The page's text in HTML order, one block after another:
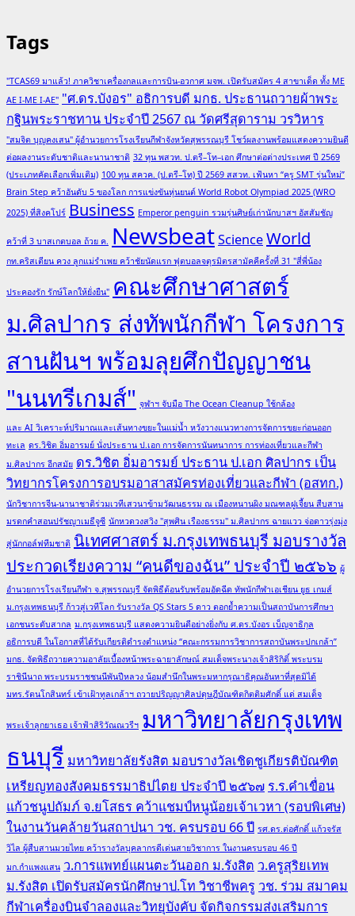
Tags
"TCAS69 มาแล้ว! ภาควิชาเครื่องกลและการบิน-อวกาศ มจพ. เปิดรับสมัคร 4 สาขาเด็ด ทั้ง ME
AE I-ME I-AE" "ศ.ดร.บังอร" อธิการบดี มกธ. ประธานถวายผ้าพระ
กฐินพระราชทาน ประจำปี 2567 ณ วัดศรีสุดาราม วรวิหาร
"สมจิต บุญคงเสน" ผู้อำนวยการโรงเรียนกีฬาจังหวัดสุพรรณบุรี โชว์ผลงานพร้อมแสดงความยินดี
ต่อผลงานระดับชาติและนานาชาติ 32 ทุน พสวท. ป.ตรี–โท–เอก ศึกษาต่อต่างประเทศ ปี 2569
(ประเภทคัดเลือกเพิ่มเติม) 100 ทุน สควค. (ป.ตรี–โท) ปี 2569 สสวท. เฟ้นหา “ครู SMT รุ่นใหม่”
Brain Step คว้าอันดับ 5 ของโลก การแข่งขันหุ่นยนต์ World Robot Olympiad 2025 (WRO
2025) ที่สิงคโปร์ Business Emperor penguin รวมรุ่นศิษย์เก่านักบาสฯ อัสสัมชัญ
คว้าที่ 3 บาสเกตบอล ถ้วย ค. NewsbeatScienceWorld
กท.คริสเตียน ควง ลูกแม่รำเพย คว้าชัยนัดแรก ฟุตบอลจตุรมิตรสามัคคีครั้งที่ 31 "สี่พี่น้อง
ประคองรัก รักษ์โลกให้ยั่งยืน" คณะศึกษาศาสตร์
ม.ศิลปากร ส่งทัพนักกีฬา โครงการ
สานฝันฯ พร้อมลุยศึกปัญญาชน
"นนทรีเกมส์" จุฬาฯ จับมือ The Ocean Cleanup ใช้กล้อง
และ AI วิเคราะห์ปริมาณและเส้นทางขยะในแม่น้ำ หวังวางแนวทางการจัดการขยะก่อนออก
ทะเล ดร.วิชิต อิ่มอารมย์ นั่งประธาน ป.เอก การจัดการนันทนาการ การท่องเที่ยวและกีฬา
ม.ศิลปากร อีกสมัย ดร.วิชิต อิ่มอารมย์ ประธาน ป.เอก ศิลปากร เป็น
วิทยากรโครงการอบรมอาสาสมัครท่องเที่ยวและกีฬา (อสทก.)
นักวิชาการจีน-นานาชาติร่วมเวทีเสวนาข้ามวัฒนธรรม ณ เมืองหนานผิง มณฑลฝูเจี้ยน สืบสาน
มรดกคำสอนปรัชญาเมธีจูซี นักหวดวงสวิง "สุพศิน เรืองธรรม" ม.ศิลปากร ฉายแวว จ่อดาวรุ่งมุ่ง
สู่นักกอล์ฟทีมชาติ นิเทศศาสตร์ ม.กรุงเทพธนบุรี มอบรางวัล
ประกวดเรียงความ “คนดีของฉัน” ประจำปี ๒๕๖๖ ผู้
อำนวยการโรงเรียนกีฬา จ.สุพรรณบุรี จัดพิธีต้อนรับพร้อมอัดฉีด ทัพนักกีฬาเอเชียน ยูธ เกมส์
ม.กรุงเทพธนบุรี ก้าวสู่เวทีโลก รับรางวัล QS Stars 5 ดาว ตอกย้ำความเป็นสถาบันการศึกษา
เอกชนระดับสากล ม.กรุงเทพธนบุรี แสดงความยินดีอย่างยิ่งกับ ศ.ดร.บังอร เบ็ญจาธิกุล
อธิการบดี ในโอกาสที่ได้รับเกียรติดำรงตำแหน่ง “คณะกรรมการวิชาการสถาบันพระปกเกล้า”
มกธ. จัดพิธีถวายความอาลัยเบื้องหน้าพระฉายาลักษณ์ สมเด็จพระนางเจ้าสิริกิติ์ พระบรม
ราชินีนาถ พระบรมราชชนนีพันปีหลวง น้อมสำนึกในพระมหากรุณาธิคุณอันหาที่สุดมิได้
มทร.รัตนโกสินทร์ เข้าเฝ้าทูลเกล้าฯ ถวายปริญญาศิลปดุษฎีบัณฑิตกิตติมศักดิ์ แด่ สมเด็จ
พระเจ้าลูกยาเธอ เจ้าฟ้าสิริวัณณวรีฯ มหาวิทยาลัยกรุงเทพ
ธนบุรี มหาวิทยาลัยรังสิต มอบรางวัลเชิดชูเกียรติบัณฑิต
เหรียญทองสังคมธรรมาธิปไตย ประจำปี ๒๕๖๗ ร.ร.คำเขื่อน
แก้วชนูปถัมภ์ จ.ยโสธร คว้าแชมป์หนูน้อยเจ้าเวหา (รอบพิเศษ)
ในงานวันคล้ายวันสถาปนา วช. ครบรอบ 66 ปี รศ.ดร.ต่อศักดิ์ แก้วจรัส
วิไล ผู้สืบสานมวยไทย คว้ารางวัลบุคลากรดีเด่นสายวิชาการ ในงานครบรอบ 46 ปี
มก.กำแพงแสน ว.การแพทย์แผนตะวันออก ม.รังสิต ว.ครูสุริยเทพ
ม.รังสิต เปิดรับสมัครนักศึกษาป.โท วิชาชีพครู วช. ร่วม สมาคม
กีฬาเครื่องบินจำลองและวิทยุบังคับ จัดกิจกรรมส่งเสริมการ